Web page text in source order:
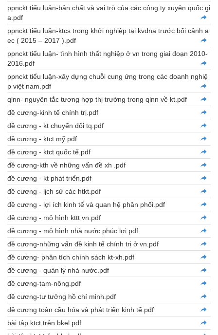
ppnckt tiểu luận-bản chất và vai trò của các công ty xuyên quốc gi
a.pdf
ppnckt tiểu luận-ktcs trong khởi nghiệp tại kvđna trước bối cảnh a
ec ( 2015 – 2017 ).pdf
ppnckt tiểu luận- tình hình thất nghiệp ở vn trong giai đoạn 2010-
2016.pdf
ppnckt tiểu luận-xây dựng chuỗi cung ứng trong các doanh nghiệ
p việt nam.pdf
qlnn- nguyên tắc tương hợp thị trường trong qlnn về kt.pdf
đề cương-kinh tế chính trị.pdf
đề cương - kt chuyển đổi tq.pdf
đề cương - ktct mỹ.pdf
đề cương - ktct quốc tế.pdf
đề cương-kth về những vấn đề xh .pdf
đề cương - kt phát triển.pdf
đề cương - lịch sử các htkt.pdf
đề cương - lợi ích kinh tế và quan hệ phân phối.pdf
đề cương - mô hình kttt vn.pdf
đề cương - mô hình nhà nước phúc lợi.pdf
đề cương-những vấn đề kinh tế chính trị ở vn.pdf
đề cương- phân tích chính sách kt-xh.pdf
đề cương - quản lý nhà nước.pdf
đề cương-tam-nông.pdf
đề cương-tư tưởng hồ chí minh.pdf
đề cương toàn cầu hóa và phát triển kinh tế.pdf
bài tập ktct trên bkel.pdf